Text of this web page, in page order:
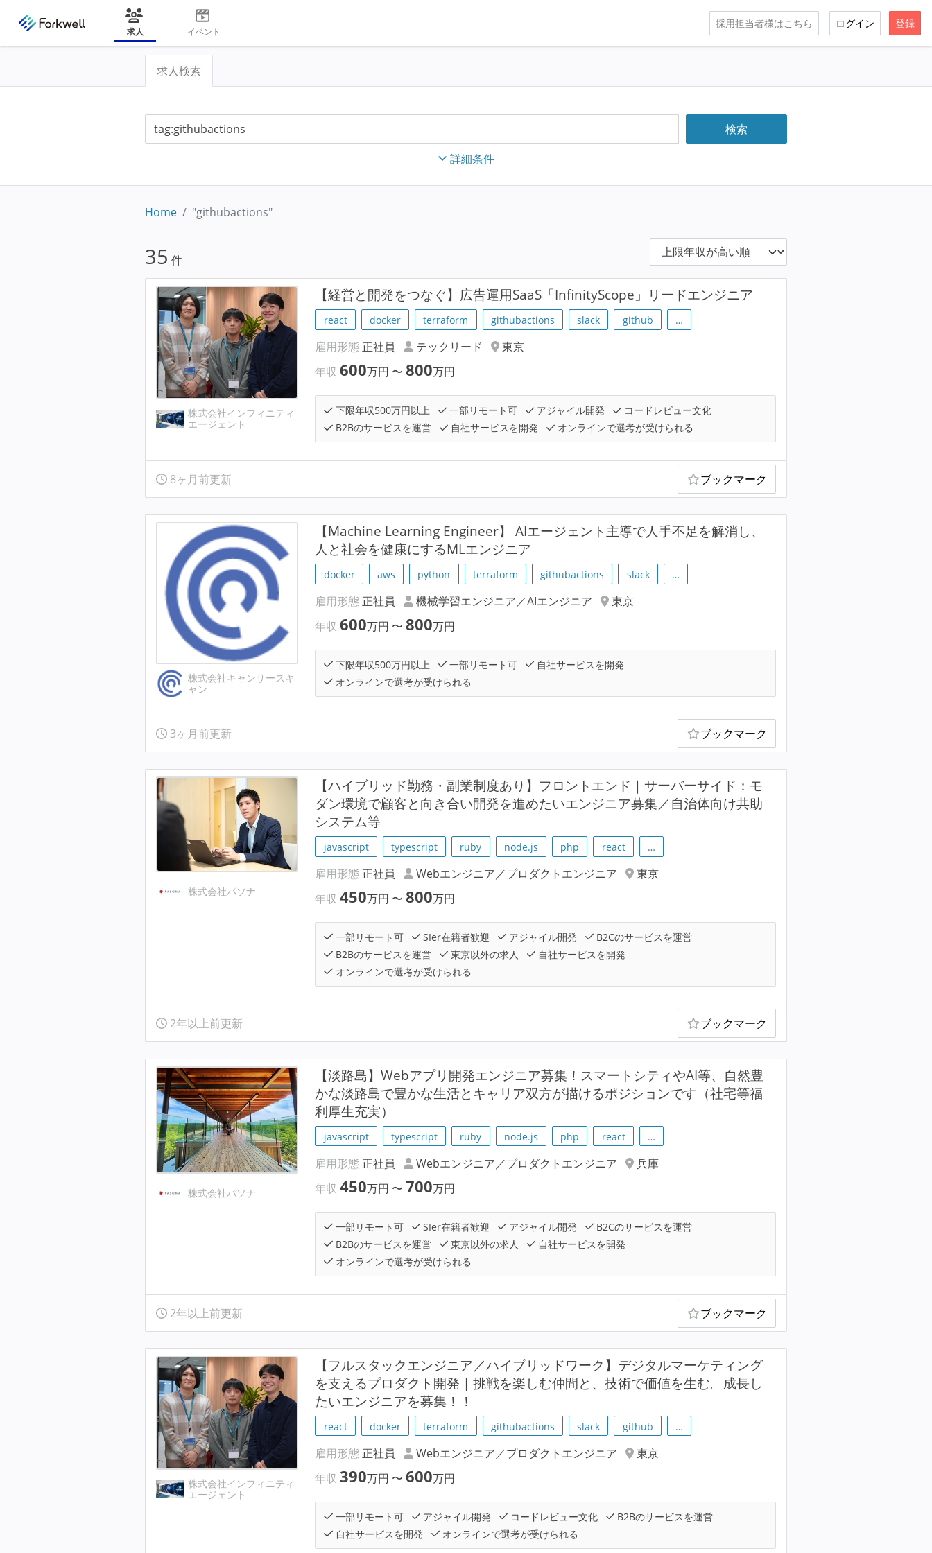
求人 イベント
採用担当者様はこちら ログイン 登録
求人検索
詳細条件
Home "githubactions"
35 件
株式会社インフィニティ
エージェント
【経営と開発をつなぐ】広告運用SaaS「InfinityScope」リードエンジニア
react docker terraform githubactions slack github …
雇用形態 正社員 テックリード
東京
年収600万円 〜800万円
下限年収500万円以上 一部リモート可 アジャイル開発
コードレビュー文化
B2Bのサービスを運営
自社サービスを開発 オンラインで選考が受けられる
8ヶ月前更新 ブックマーク
株式会社キャンサースキ
ャン
【Machine Learning Engineer】 AIエージェント主導で人手不足を解消し、
人と社会を健康にするMLエンジニア
docker aws python terraform githubactions slack …
雇用形態 正社員 機械学習エンジニア／AIエンジニア
東京
年収600万円 〜800万円
下限年収500万円以上 一部リモート可
自社サービスを開発
オンラインで選考が受けられる
3ヶ月前更新 ブックマーク
株式会社パソナ
【ハイブリッド勤務・副業制度あり】フロントエンド｜サーバーサイド：モ
ダン環境で顧客と向き合い開発を進めたいエンジニア募集／自治体向け共助
システム等
javascript typescript ruby node.js php react …
雇用形態 正社員 Webエンジニア／プロダクトエンジニア
東京
年収450万円 〜800万円
一部リモート可 SIer在籍者歓迎 アジャイル開発
B2Cのサービスを運営
B2Bのサービスを運営
東京以外の求人
自社サービスを開発
オンラインで選考が受けられる
2年以上前更新 ブックマーク
株式会社パソナ
【淡路島】Webアプリ開発エンジニア募集！スマートシティやAI等、自然豊
かな淡路島で豊かな生活とキャリア双方が描けるポジションです（社宅等福
利厚生充実）
javascript typescript ruby node.js php react …
雇用形態 正社員 Webエンジニア／プロダクトエンジニア
兵庫
年収450万円 〜700万円
一部リモート可 SIer在籍者歓迎 アジャイル開発
B2Cのサービスを運営
B2Bのサービスを運営
東京以外の求人
自社サービスを開発
オンラインで選考が受けられる
2年以上前更新 ブックマーク
株式会社インフィニティ
エージェント
【フルスタックエンジニア／ハイブリッドワーク】デジタルマーケティング
を支えるプロダクト開発｜挑戦を楽しむ仲間と、技術で価値を生む。成長し
たいエンジニアを募集！！
react docker terraform githubactions slack github …
雇用形態 正社員 Webエンジニア／プロダクトエンジニア
東京
年収390万円 〜600万円
一部リモート可 アジャイル開発 コードレビュー文化
B2Bのサービスを運営
自社サービスを開発
オンラインで選考が受けられる